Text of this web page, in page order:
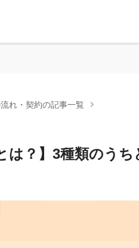
れ・契約の記事一覧
は？】3種類のう